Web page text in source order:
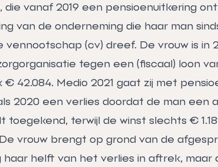
die vanaf 2019 een pensioenuitkering
van de onderneming die haar man
vennootschap (cv) dreef. De vrouw is in
tegen een (fiscaal) loon
42.084. Medio 2021 gaat zij met
2020 een verlies doordat de man een
toegekend, terwijl de winst slechts €
vrouw brengt op grond van de
haar helft van het verlies in aftrek,